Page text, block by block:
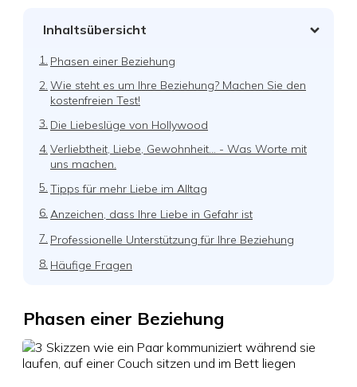
Inhaltsübersicht
1. Phasen einer Beziehung
2. Wie steht es um Ihre Beziehung? Machen Sie den
kostenfreien Test!
3. Die Liebeslüge von Hollywood
4. Verliebtheit, Liebe, Gewohnheit... - Was Worte mit
uns machen.
5. Tipps für mehr Liebe im Alltag
6. Anzeichen, dass Ihre Liebe in Gefahr ist
7. Professionelle Unterstützung für Ihre Beziehung
8. Häufige Fragen
Phasen einer Beziehung